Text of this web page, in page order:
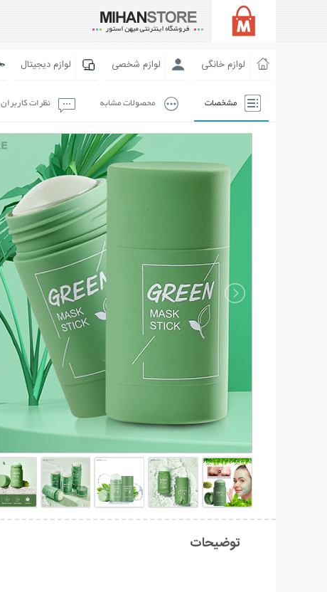
لوازم خانگی لوازم شخصی لوازم دیجیتال
مشخصات محصولات مشابه نظرات کاربران
توضیحات